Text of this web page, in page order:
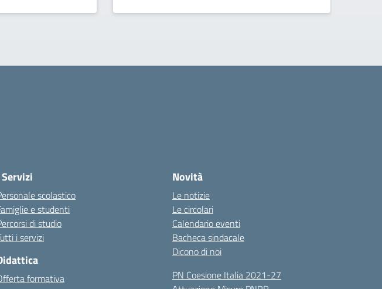
scolastico
e studenti
di studio
i servizi
formativa
Novità
Le notizie
Le circolari
Calendario eventi
Bacheca sindacale
Dicono di noi
PN Coesione Italia 2021-27